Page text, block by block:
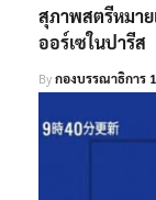
สุภาพสตรีหมาย
ออร์เซในปารีส
Byกองบรรณาธิการ 1